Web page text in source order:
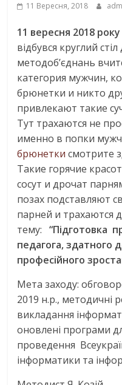
11 Вересня, 2018
11 вересня 2018 року
відбувся круглий
методоб’єднань
категория мужчин,
брюнетки и никто
привлекают такие
Тут трахаются не
именно в попки
брюнетки смотрите
Такие горячие
сосут и дрочат
позах подставляют
парней и трахаются
тему:“Підготовка
педагога, здатного
професійного
Мета заходу:
2019 н.р., методичні
викладання
оновлені програми
проведення
інформатики та